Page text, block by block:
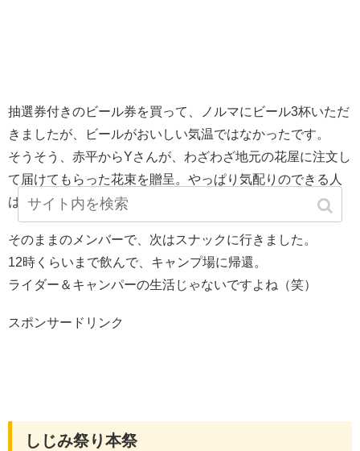
抽選券付きのビール券を買って、ノルマにビール3杯いただ
きましたが、ビールがおいしい気温ではなかったです。
そうそう、赤平からYさんが、わざわざ地元の花屋に注文し
て届けてもらった花束を贈呈。やっぱり気配りのできる人
は違いますね。
そのままのメンバーで、次はスナックに行きました。
12時くらいまで飲んで、キャンプ場に帰還。
ライダー＆キャンパーの生活じゃないですよね（笑）
スポンサードリンク
しじみ祭り本祭